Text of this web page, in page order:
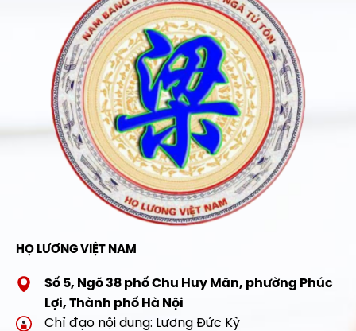
HỌ LƯƠNG VIỆT NAM
Số 5, Ngõ 38 phố Chu Huy Mân, phường Phúc
Lợi, Thành phố Hà Nội
Chỉ đạo nội dung: Lương Đức Kỳ